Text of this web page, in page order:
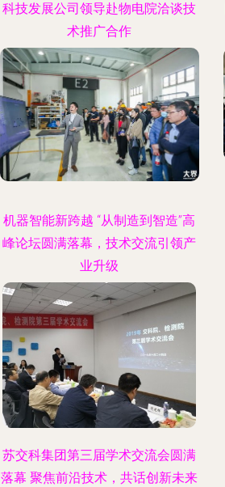
科技发展公司领导赴物电院洽谈技
术推广合作
机器智能新跨越 “从制造到智造”高
峰论坛圆满落幕，技术交流引领产
业升级
苏交科集团第三届学术交流会圆满
落幕 聚焦前沿技术，共话创新未来